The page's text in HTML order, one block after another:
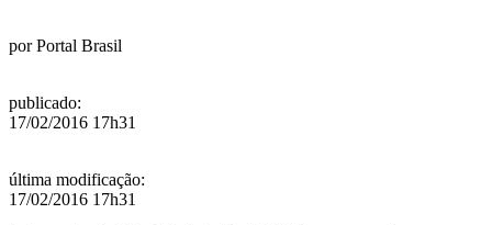
porPortal Brasil
publicado:
17/02/2016 17h31
última modificação:
17/02/2016 17h31